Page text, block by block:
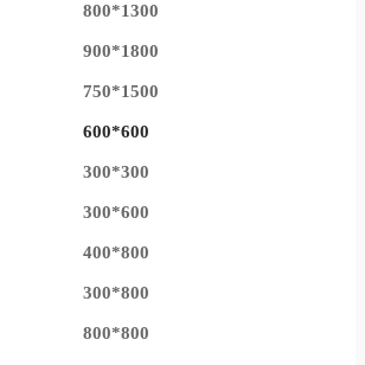
800*1300
900*1800
750*1500
600*600
300*300
300*600
400*800
300*800
800*800